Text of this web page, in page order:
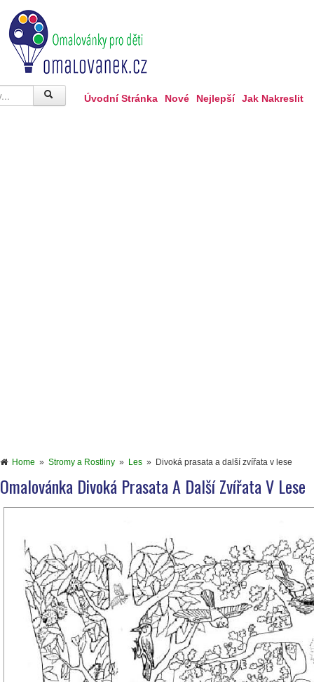
Úvodní Stránka Nové Nejlepší Jak Nakreslit
Home » Stromy a Rostliny » Les » Divoká prasata a další zvířata v lese
Omalovánka Divoká Prasata A Další Zvířata V Lese